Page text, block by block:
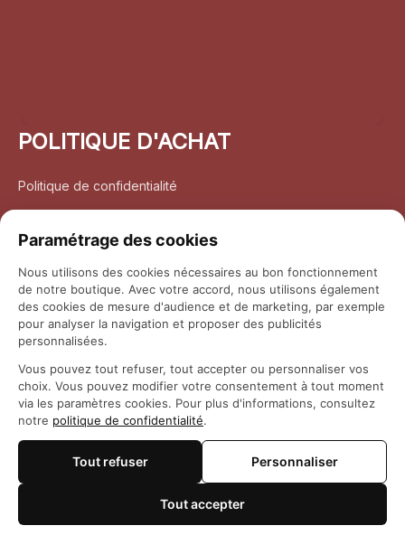
POLITIQUE D'ACHAT
Politique de confidentialité
Politique de retour et remboursement
Coordonnées
Questions fréquemment posées
© 2026 Maison Otaku
Paramétrage des cookies
Nous utilisons des cookies nécessaires au bon fonctionnement
de notre boutique. Avec votre accord, nous utilisons également
des cookies de mesure d'audience et de marketing, par exemple
pour analyser la navigation et proposer des publicités
personnalisées.
Vous pouvez tout refuser, tout accepter ou personnaliser vos
choix. Vous pouvez modifier votre consentement à tout moment
via les paramètres cookies. Pour plus d'informations, consultez
notre politique de confidentialité.
Tout refuser Personnaliser
Tout accepter